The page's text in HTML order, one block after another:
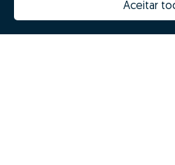
Aceitar